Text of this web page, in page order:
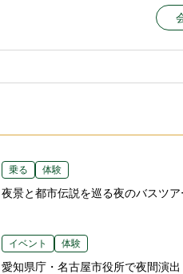
乗る 体験
夜景と都市伝説を巡る夜のバスツ
イベント 体験
愛知県庁・名古屋市役所で夜間演